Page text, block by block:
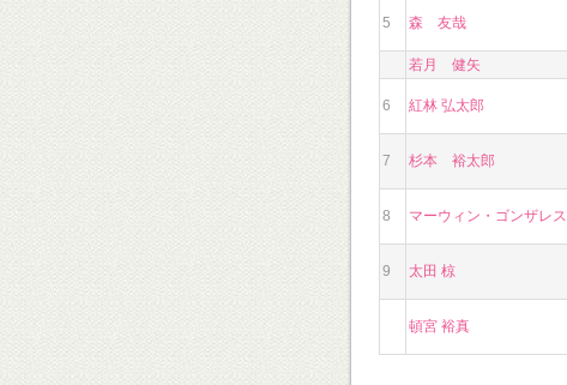
5 森 友哉
若月 健矢
6 紅林 弘太郎
7 杉本 裕太郎
8 マーウィン・ゴンザレス
9 太田 椋
頓宮 裕真